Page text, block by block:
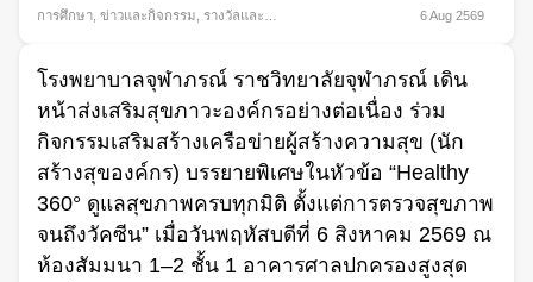
การศึกษา, ข่าวและกิจกรรม, รางวัลและ
6 Aug 2569
โรงพยาบาลจุฬาภรณ์ ราชวิทยาลัยจุฬาภรณ์ เดิน
หน้าส่งเสริมสุขภาวะองค์กรอย่างต่อเนื่อง ร่วม
กิจกรรมเสริมสร้างเครือข่ายผู้สร้างความสุข (นัก
สร้างสุของค์กร) บรรยายพิเศษในหัวข้อ “Healthy
360° ดูแลสุขภาพครบทุกมิติ ตั้งแต่การตรวจสุขภาพ
จนถึงวัคซีน” เมื่อวันพฤหัสบดีที่ 6 สิงหาคม 2569 ณ
ห้องสัมมนา 1–2 ชั้น 1 อาคารศาลปกครองสูงสุด